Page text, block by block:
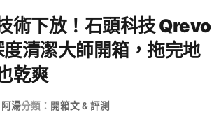
術下放！石頭科技 Qrevo
清潔大師開箱，拖完地
乾爽
阿湯分類： 開箱文 & 評測